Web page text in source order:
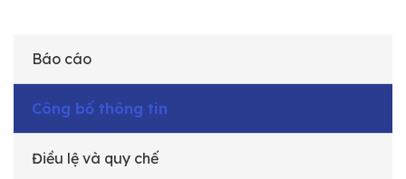
Báo cáo
Công bố thông tin
Điều lệ và quy chế